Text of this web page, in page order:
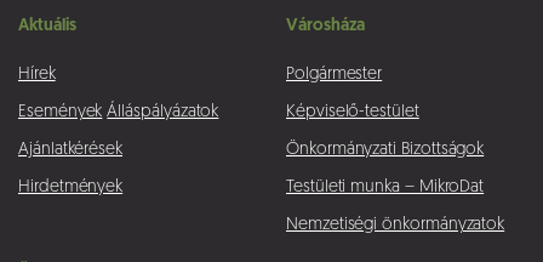
Aktuális
Hírek
Események Álláspályázatok
Ajánlatkérések
Hirdetmények
Városháza
Polgármester
Képviselő-testület
Önkormányzati Bizottságok
Testületi munka – MikroDat
Nemzetiségi önkormányzatok